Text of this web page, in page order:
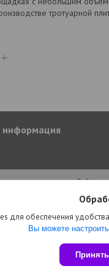
тротуарной
информация
Сайт
для обеспечения
Вы можете
Encity.by